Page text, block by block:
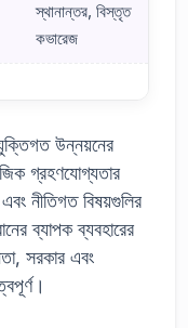
স্থানান্তর, বিস্তৃত
কভারেজ
উন্নয়নের
গ্রহণযোগ্যতার
নীতিগত বিষয়গুলির
ব্যাপক ব্যবহারের
সরকার এবং